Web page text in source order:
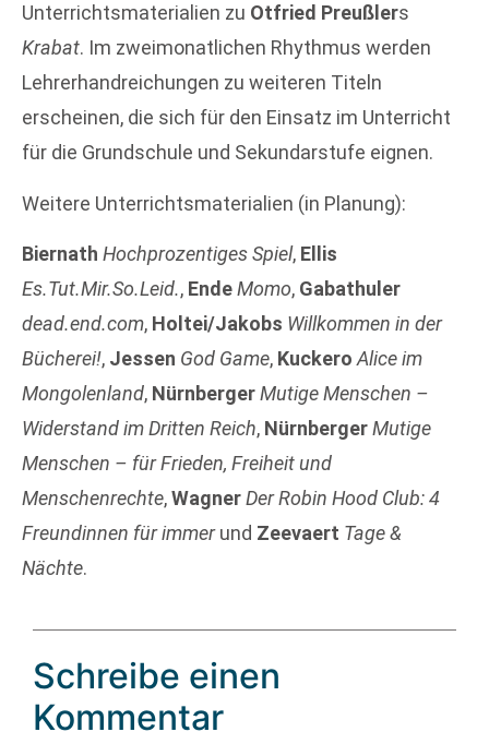
Unterrichtsmaterialien zu Otfried Preußlers
Krabat. Im zweimonatlichen Rhythmus werden
Lehrerhandreichungen zu weiteren Titeln
erscheinen, die sich für den Einsatz im Unterricht
für die Grundschule und Sekundarstufe eignen.
Weitere Unterrichtsmaterialien (in Planung):
Biernath Hochprozentiges Spiel, Ellis
Es.Tut.Mir.So.Leid., EndeMomo, Gabathuler
dead.end.com, Holtei/Jakobs Willkommen in der
Bücherei!, Jessen God Game, Kuckero Alice im
Mongolenland, NürnbergerMutige Menschen –
Widerstand im Dritten Reich, NürnbergerMutige
Menschen – für Frieden, Freiheit und
Menschenrechte,WagnerDer Robin Hood Club: 4
Freundinnen für immerund Zeevaert Tage &
Nächte.
Schreibe einen
Kommentar